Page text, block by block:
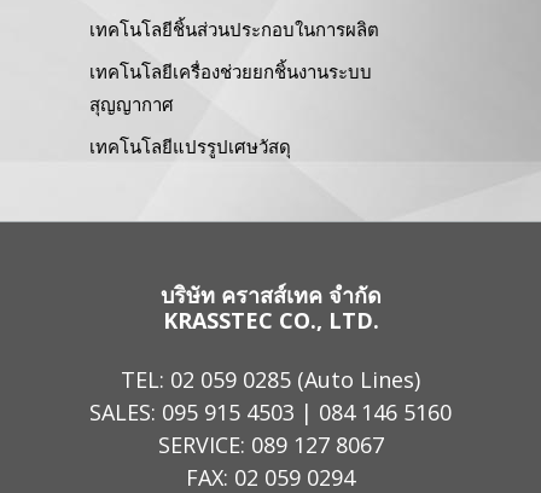
เทคโนโลยีชิ้นส่วนประกอบในการผลิต
เทคโนโลยีเครื่องช่วยยกชิ้นงานระบบ
สุญญากาศ
เทคโนโลยีแปรรูปเศษวัสดุ
บริษัท คราสส์เทค จำกัด
KRASSTEC CO., LTD.
TEL: 02 059 0285 (Auto Lines)
SALES: 095 915 4503 | 084 146 5160
SERVICE: 089 127 8067
FAX: 02 059 0294